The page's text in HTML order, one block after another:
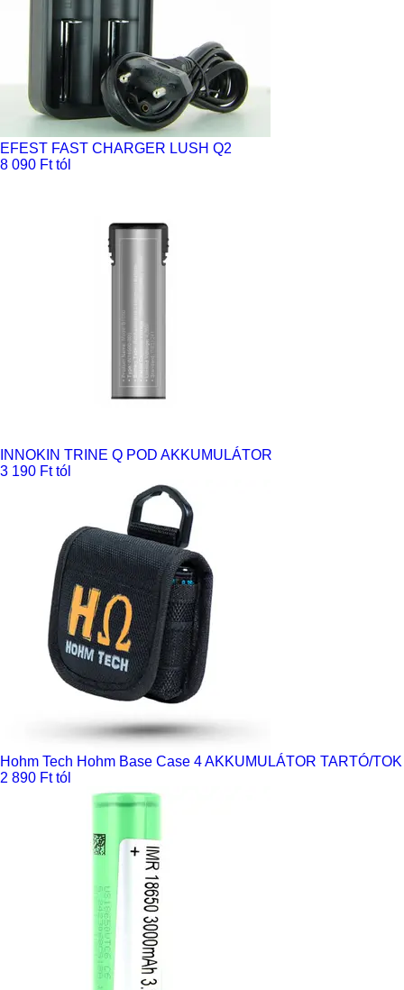
EFEST FAST CHARGER LUSH Q2
8 090 Ft tól
INNOKIN TRINE Q POD AKKUMULÁTOR
3 190 Ft tól
Hohm Tech Hohm Base Case 4 AKKUMULÁTOR TARTÓ/TOK
2 890 Ft tól